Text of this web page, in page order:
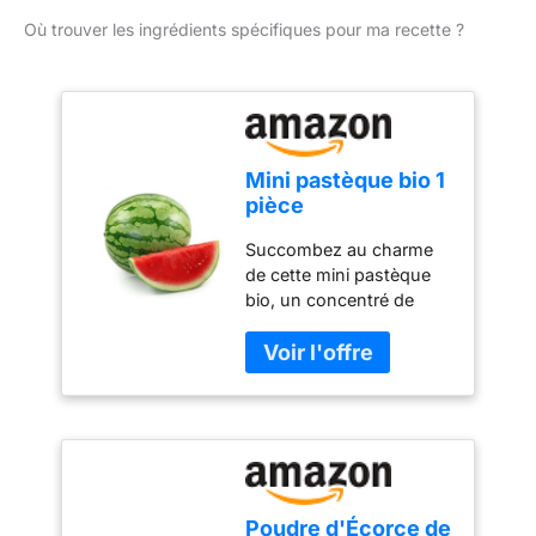
Où trouver les ingrédients spécifiques pour ma recette ?
Mini pastèque bio 1
pièce
Succombez au charme
de cette mini pastèque
bio, un concentré de
qui ravira vos envies
d’été. Facile à partager
ou à déguster en solo,
vos pauses fruitées. Son
format pratique et son
goût naturellement sucré
Poudre d'Écorce de